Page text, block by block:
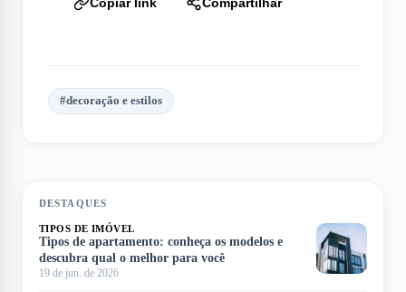
#decoração e estilos
DESTAQUES
TIPOS DE IMÓVEL
Tipos de apartamento: conheça os modelos e
descubra qual o melhor para você
19 de jun. de 2026